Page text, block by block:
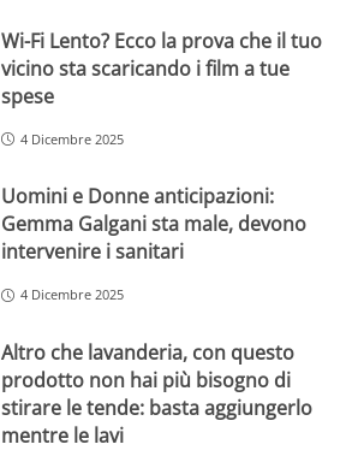
Wi-Fi Lento? Ecco la prova che il tuo
vicino sta scaricando i film a tue
spese
4 Dicembre 2025
Uomini e Donne anticipazioni:
Gemma Galgani sta male, devono
intervenire i sanitari
4 Dicembre 2025
Altro che lavanderia, con questo
prodotto non hai più bisogno di
stirare le tende: basta aggiungerlo
mentre le lavi